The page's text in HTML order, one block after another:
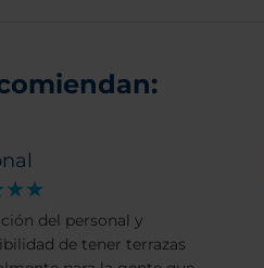
del personal y
de tener terrazas